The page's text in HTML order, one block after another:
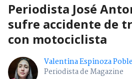
Periodista José
sufre accidente de
con motociclista
Valentina Espinoza
Periodista de Magazine